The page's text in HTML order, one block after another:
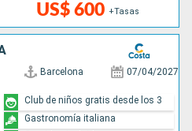
US$ 600 +Tasas
Barcelona 07/04/2027
Club de niños gratis desde los 3
Gastronomía italiana